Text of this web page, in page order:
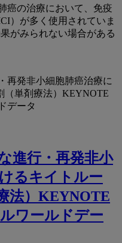
癌の治療において、免疫
）が多く使用されていま
がみられない場合がある
進行・再発非小
るキイトルー
法）KEYNOTE
ワールドデー